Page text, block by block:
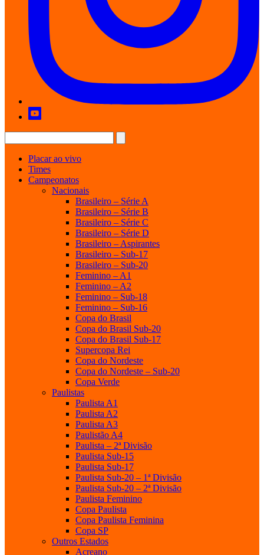
Placar ao vivo
Times
Campeonatos
Nacionais
Brasileiro – Série A
Brasileiro – Série B
Brasileiro – Série C
Brasileiro – Série D
Brasileiro – Aspirantes
Brasileiro – Sub-17
Brasileiro – Sub-20
Feminino – A1
Feminino – A2
Feminino – Sub-18
Feminino – Sub-16
Copa do Brasil
Copa do Brasil Sub-20
Copa do Brasil Sub-17
Supercopa Rei
Copa do Nordeste
Copa do Nordeste – Sub-20
Copa Verde
Paulistas
Paulista A1
Paulista A2
Paulista A3
Paulistão A4
Paulista – 2ª Divisão
Paulista Sub-15
Paulista Sub-17
Paulista Sub-20 – 1ª Divisão
Paulista Sub-20 – 2ª Divisão
Paulista Feminino
Copa Paulista
Copa Paulista Feminina
Copa SP
Outros Estados
Acreano